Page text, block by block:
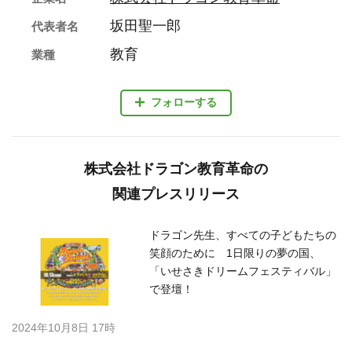
フォローする
代表者名 坂田聖一郎
業種 教育
株式会社ドラゴン教育革命の
関連プレスリリース
ドラゴン先生、すべての子どもたちの
笑顔のために 1日限りの夢の国、
「いせさきドリームフェスティバル」
で登壇！
2024年10月8日 17時